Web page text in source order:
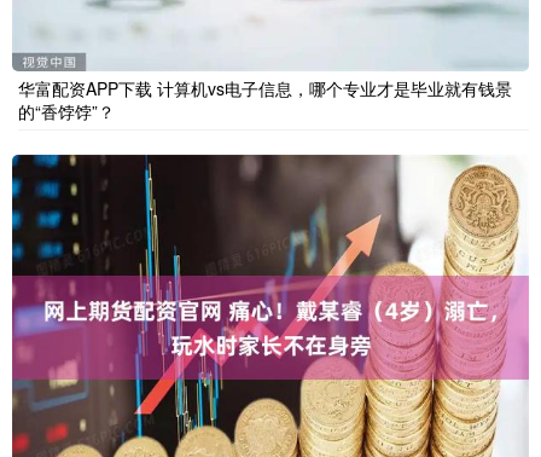
华富配资APP下载 计算机vs电子信息，哪个专业才是毕业就有钱景
的“香饽饽”？